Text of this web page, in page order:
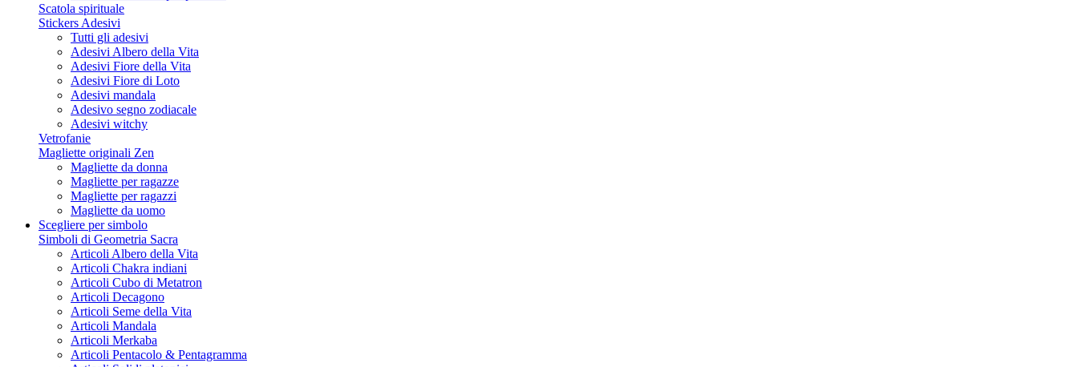
Scatola spirituale
Stickers Adesivi
Tutti gli adesivi
Adesivi Albero della Vita
Adesivi Fiore della Vita
Adesivi Fiore di Loto
Adesivi mandala
Adesivo segno zodiacale
Adesivi witchy
Vetrofanie
Magliette originali Zen
Magliette da donna
Magliette per ragazze
Magliette per ragazzi
Magliette da uomo
Scegliere per simbolo
Simboli di Geometria Sacra
Articoli Albero della Vita
Articoli Chakra indiani
Articoli Cubo di Metatron
Articoli Decagono
Articoli Seme della Vita
Articoli Mandala
Articoli Merkaba
Articoli Pentacolo & Pentagramma